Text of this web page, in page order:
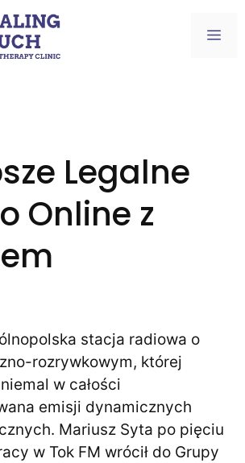
Legalne
Online z
stacja radiowa o
rozrywkowym, której
w całości
emisji dynamicznych
Mariusz Syta po pięciu
w Tok FM wrócił do Grupy